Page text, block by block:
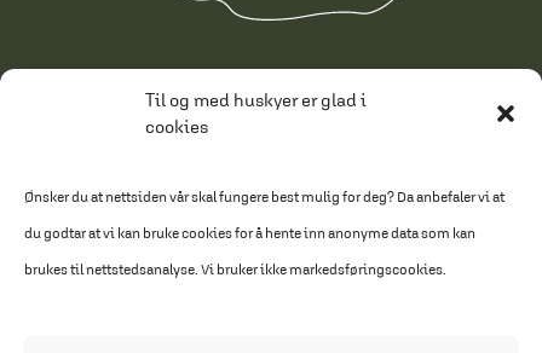
Til og med huskyer er glad i
cookies
Ønsker du at nettsiden vår skal fungere best mulig for deg? Da anbefaler vi at
du godtar at vi kan bruke cookies for å hente inn anonyme data som kan
brukes til nettstedsanalyse. Vi bruker ikke markedsføringscookies.
Conditions of sale
Cookie Policy
Made by HAUS